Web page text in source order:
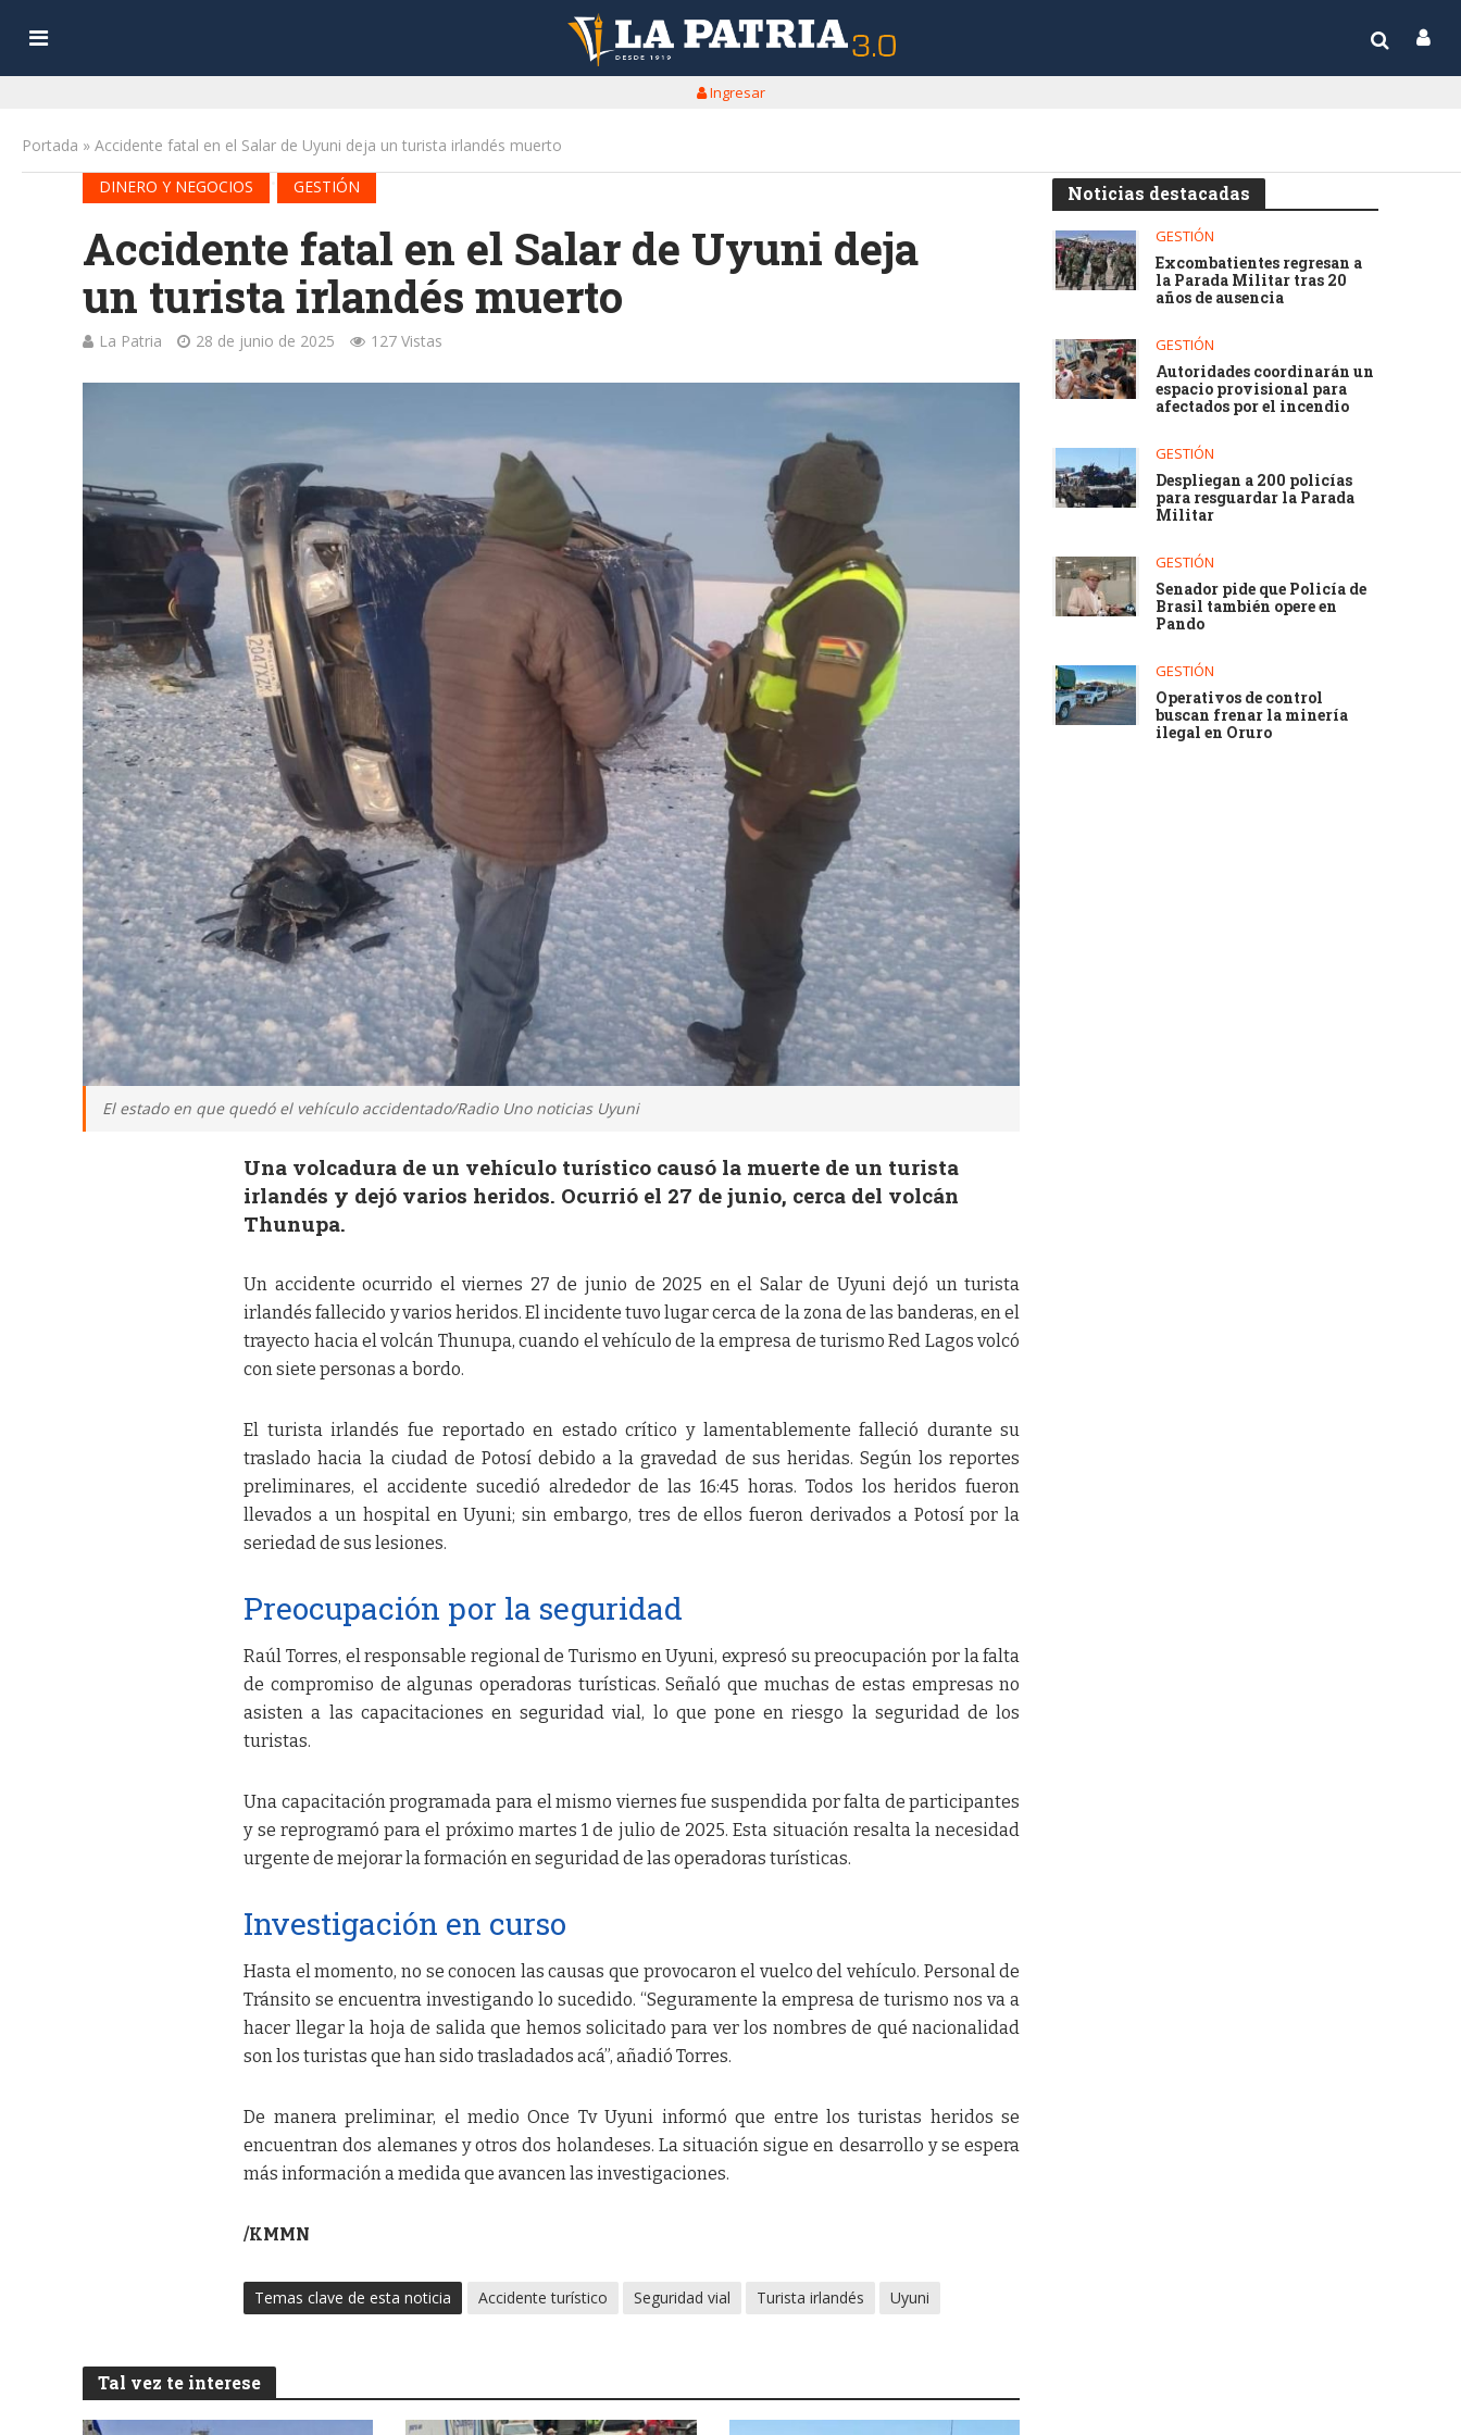
Ingresar
Portada » Accidente fatal en el Salar de Uyuni deja un turista irlandés muerto
DINERO Y NEGOCIOS
GESTIÓN
Accidente fatal en el Salar de Uyuni deja
un turista irlandés muerto
La Patria 28 de junio de 2025 127 Vistas
El estado en que quedó el vehículo accidentado/Radio Uno noticias Uyuni
Una volcadura de un vehículo turístico causó la muerte de un turista
irlandés y dejó varios heridos. Ocurrió el 27 de junio, cerca del volcán
Thunupa.
Un accidente ocurrido el viernes 27 de junio de 2025 en el Salar de Uyuni dejó un turista
irlandés fallecido y varios heridos. El incidente tuvo lugar cerca de la zona de las banderas, en el
trayecto hacia el volcán Thunupa, cuando el vehículo de la empresa de turismo Red Lagos volcó
con siete personas a bordo.
El turista irlandés fue reportado en estado crítico y lamentablemente falleció durante su
traslado hacia la ciudad de Potosí debido a la gravedad de sus heridas. Según los reportes
preliminares, el accidente sucedió alrededor de las 16:45 horas. Todos los heridos fueron
llevados a un hospital en Uyuni; sin embargo, tres de ellos fueron derivados a Potosí por la
seriedad de sus lesiones.
Preocupación por la seguridad
Raúl Torres, el responsable regional de Turismo en Uyuni, expresó su preocupación por la falta
de compromiso de algunas operadoras turísticas. Señaló que muchas de estas empresas no
asisten a las capacitaciones en seguridad vial, lo que pone en riesgo la seguridad de los
turistas.
Una capacitación programada para el mismo viernes fue suspendida por falta de participantes
y se reprogramó para el próximo martes 1 de julio de 2025. Esta situación resalta la necesidad
urgente de mejorar la formación en seguridad de las operadoras turísticas.
Investigación en curso
Hasta el momento, no se conocen las causas que provocaron el vuelco del vehículo. Personal de
Tránsito se encuentra investigando lo sucedido. “Seguramente la empresa de turismo nos va a
hacer llegar la hoja de salida que hemos solicitado para ver los nombres de qué nacionalidad
son los turistas que han sido trasladados acá”, añadió Torres.
De manera preliminar, el medio Once Tv Uyuni informó que entre los turistas heridos se
encuentran dos alemanes y otros dos holandeses. La situación sigue en desarrollo y se espera
más información a medida que avancen las investigaciones.
/KMMN
Temas clave de esta noticia Accidente turístico Seguridad vial Turista irlandés Uyuni
Tal vez te interese
Noticias destacadas
GESTIÓN
Excombatientes regresan a
la Parada Militar tras 20
años de ausencia
GESTIÓN
Autoridades coordinarán un
espacio provisional para
afectados por el incendio
GESTIÓN
Despliegan a 200 policías
para resguardar la Parada
Militar
GESTIÓN
Senador pide que Policía de
Brasil también opere en
Pando
GESTIÓN
Operativos de control
buscan frenar la minería
ilegal en Oruro